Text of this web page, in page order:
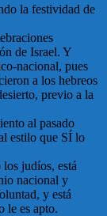
la festividad de
de Israel. Y
nacional, pues
a los hebreos
previo a la
al pasado
estilo que SÍ lo
judíos, está
nacional y
y está
le es apto.